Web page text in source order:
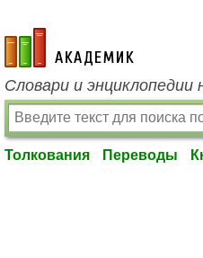
academic.ru
Словари и энциклопедии
Толкования Переводы